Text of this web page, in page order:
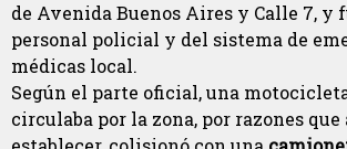
de Avenida Buenos Aires y Calle 7, y
personal policial y del sistema de
médicas local.
Según el parte oficial, una
circulaba por la zona, por razones